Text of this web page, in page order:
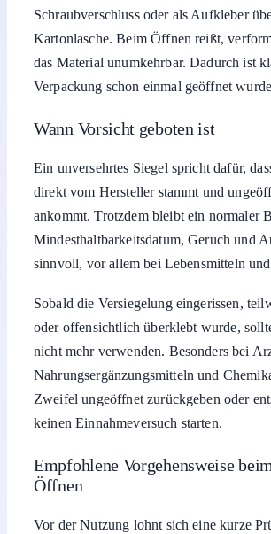
Schraubverschluss oder als Aufkleber
Kartonlasche. Beim Öffnen reißt,
das Material unumkehrbar. Dadurch ist
Verpackung schon einmal geöffnet
Wann Vorsicht geboten ist
Ein unversehrtes Siegel spricht dafür,
direkt vom Hersteller stammt und
ankommt. Trotzdem bleibt ein normaler
Mindesthaltbarkeitsdatum, Geruch und
sinnvoll, vor allem bei Lebensmitteln
Sobald die Versiegelung eingerissen,
oder offensichtlich überklebt wurde,
nicht mehr verwenden. Besonders bei
Nahrungsergänzungsmitteln und
Zweifel ungeöffnet zurückgeben oder
keinen Einnahmeversuch starten.
Empfohlene Vorgehensweise
Öffnen
Vor der Nutzung lohnt sich eine kurze